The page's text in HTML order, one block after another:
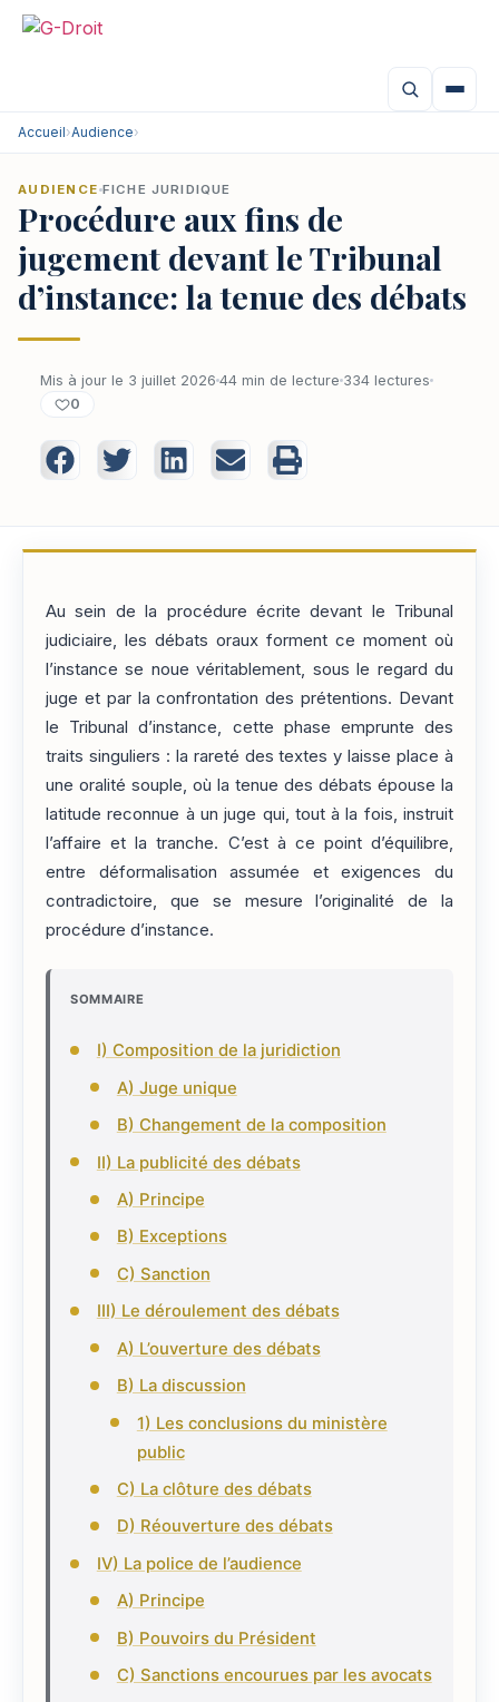
Accueil›Audience›
AUDIENCE FICHE JURIDIQUE
Procédure aux fins de
jugement devant le Tribunal
d’instance: la tenue des débats
Mis à jour le 3 juillet 2026 44 min de lecture 334 lectures
0
Au sein de la procédure écrite devant le Tribunal
judiciaire, les débats oraux forment ce moment où
l’instance se noue véritablement, sous le regard du
juge et par la confrontation des prétentions. Devant
le Tribunal d’instance, cette phase emprunte des
traits singuliers : la rareté des textes y laisse place à
une oralité souple, où la tenue des débats épouse la
latitude reconnue à un juge qui, tout à la fois, instruit
l’affaire et la tranche. C’est à ce point d’équilibre,
entre déformalisation assumée et exigences du
contradictoire, que se mesure l’originalité de la
procédure d’instance.
SOMMAIRE
I) Composition de la juridiction
A) Juge unique
B) Changement de la composition
II) La publicité des débats
A) Principe
B) Exceptions
C) Sanction
III) Le déroulement des débats
A) L’ouverture des débats
B) La discussion
1) Les conclusions du ministère
public
C) La clôture des débats
D) Réouverture des débats
IV) La police de l’audience
A) Principe
B) Pouvoirs du Président
C) Sanctions encourues par les avocats